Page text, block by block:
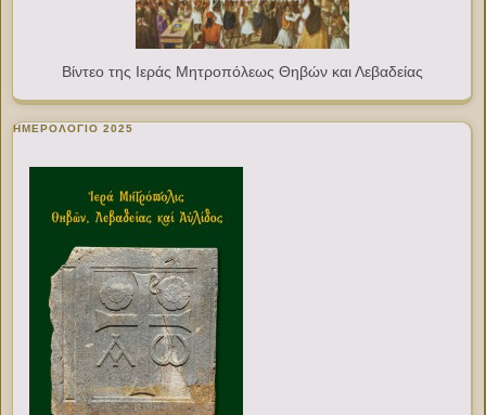
Βίντεο της Ιεράς Μητροπόλεως Θηβών και Λεβαδείας
ΗΜΕΡΟΛΟΓΙΟ 2025